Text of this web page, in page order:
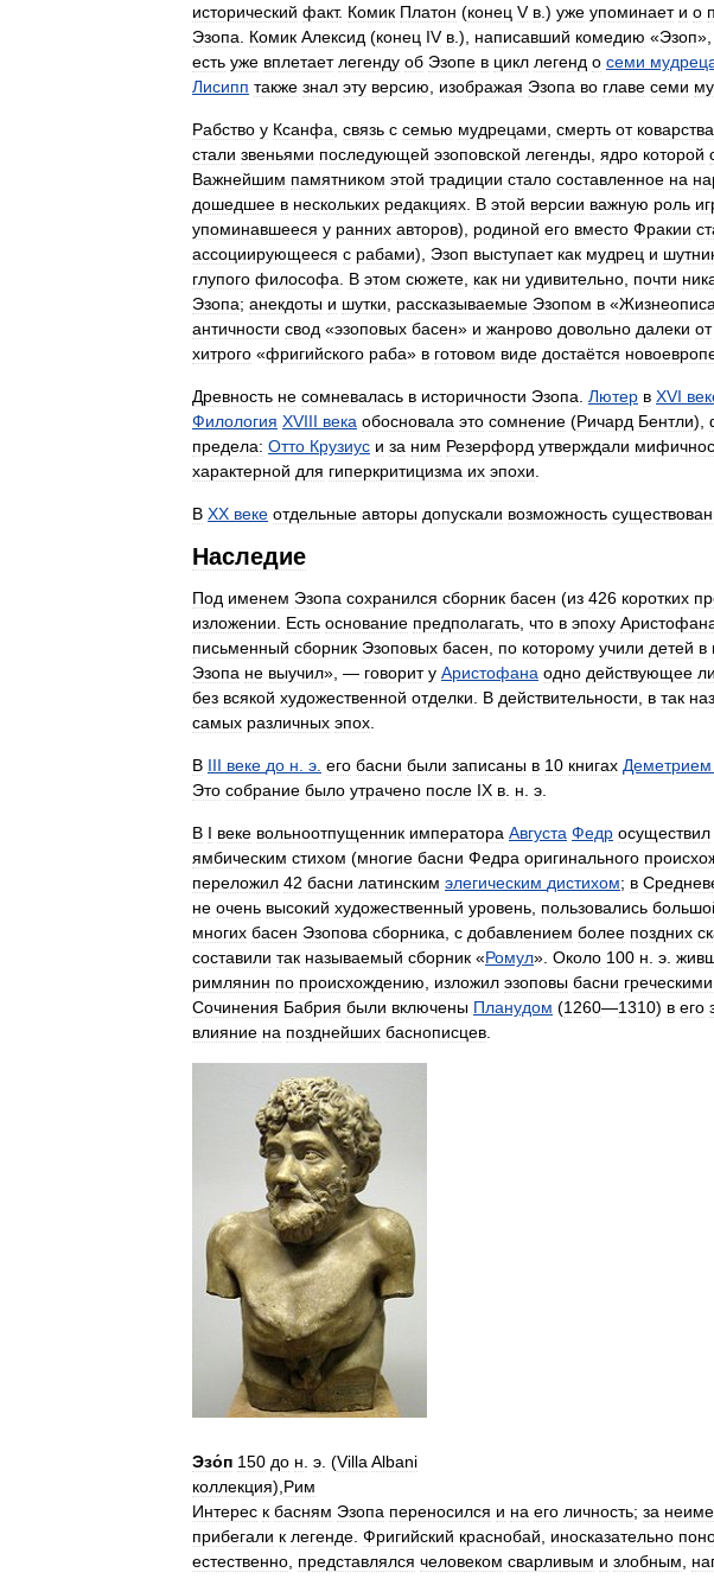
исторический факт. Комик Платон (конец V в .) уже упоминает и о
Эзопа
Комик Алексид (конец IV в .), написавший комедию «Эзоп»,
есть уже вплетает легенду об Эзопе в цикл легенд о семи
Лисипп также знал эту версию изображая Эзопа во главе семи
Рабство у Ксанфа связь с семью мудрецами смерть от коварства
стали звеньями последующей эзоповской легенды ядро которой
Важнейшим памятником этой традиции стало составленное на
дошедшее в нескольких редакциях В этой версии важную роль
упоминавшееся у ранних авторов), родиной его вместо Фракии
ассоциирующееся с рабами), Эзоп выступает как мудрец и
глупого философа В этом сюжете как ни удивительно почти
Эзопа; анекдоты и шутки рассказываемые Эзопом в «
античности свод «эзоповых басен» и жанрово довольно далеки от
хитрого «фригийского раба» в готовом виде достаётся
Древность не сомневалась в историчности Эзопа Лютер в XVI
Филология XVIII века обосновала это сомнение (Ричард Бентли),
предела: Отто Крузиус и за ним Резерфорд утверждали
характерной для гиперкритицизма их эпохи
В XX веке отдельные авторы допускали возможность
Наследие
Под именем Эзопа сохранился сборник басен (из 426 коротких
изложении
Есть основание предполагать что в эпоху
письменный сборник Эзоповых басен по которому учили детей в
Эзопа не выучил», — говорит у Аристофана одно действующее
без всякой художественной отделки В действительности в так
самых различных эпох
В III веке до н э его басни были записаны в 10 книгах Деметрием
Это собрание было утрачено после IX в н э
В I веке вольноотпущенник императора Августа Федр осуществил
ямбическим стихом (многие басни Федра оригинального
переложил 42 басни латинским элегическим дистихом; в
не очень высокий художественный уровень пользовались
многих басен Эзопова сборника с добавлением более поздних
составили так называемый сборник «Ромул». Около 100 н э
римлянин по происхождению изложил эзоповы басни греческими
Сочинения Бабрия были включены Планудом (1260—1310) в его
влияние на позднейших баснописцев
Эзо́п 150 до н э . (Villa Albani
коллекция), Рим
Интерес к басням Эзопа переносился и на его личность; за
прибегали к легенде Фригийский краснобай иносказательно
естественно представлялся человеком сварливым и злобным